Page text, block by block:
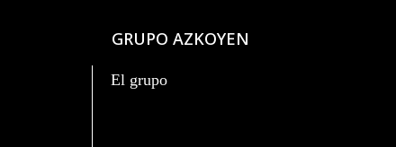
GRUPO AZKOYEN
El grupo